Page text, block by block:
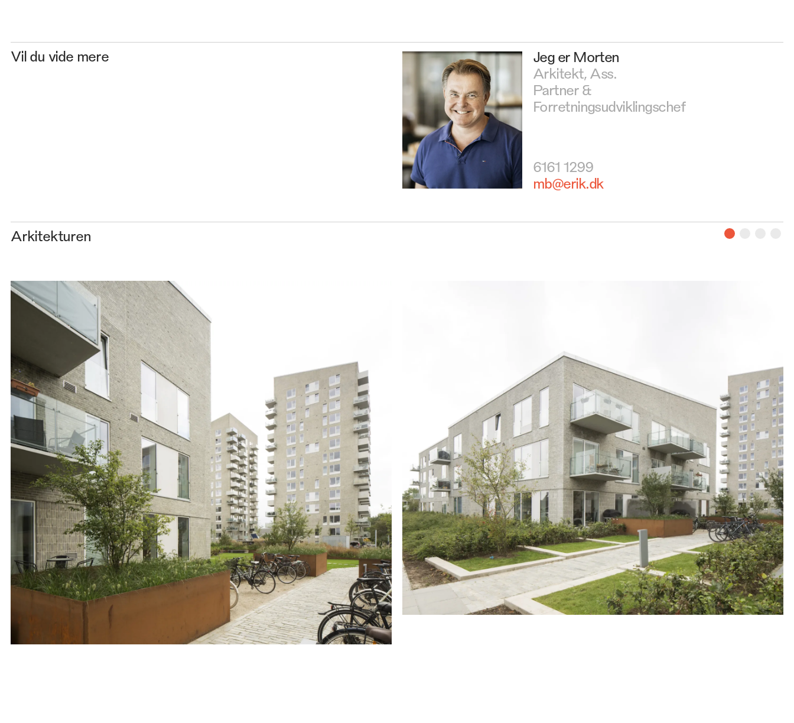
Vil du vide mere
Jeg er Morten
Arkitekt, Ass.
Partner &
Forretningsudviklingschef
6161 1299
mb@erik.dk
Arkitekturen